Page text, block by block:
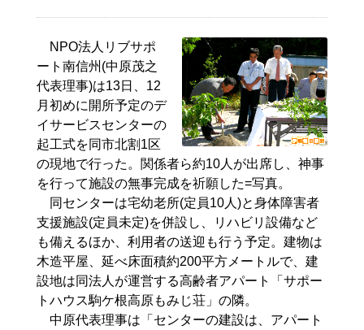
NPO法人リブサポ
ート南信州(中原茂之
代表理事)は13日、12
月初めに開所予定のデ
イサービスセンターの
起工式を同市北割1区
の現地で行った。関係者ら約10人が出席し、神事
を行って施設の無事完成を祈願した=写真。
同センターは宅幼老所(定員10人)と身体障害者
支援施設(定員未定)を併設し、リハビリ設備など
も備えるほか、利用者の送迎も行う予定。建物は
木造平屋、延べ床面積約200平方メートルで、建
設地は同法人が運営する高齢者アパート「サポー
トハウス駒ケ根高原もみじ荘」の隣。
中原代表理事は「センターの建設は、アパート